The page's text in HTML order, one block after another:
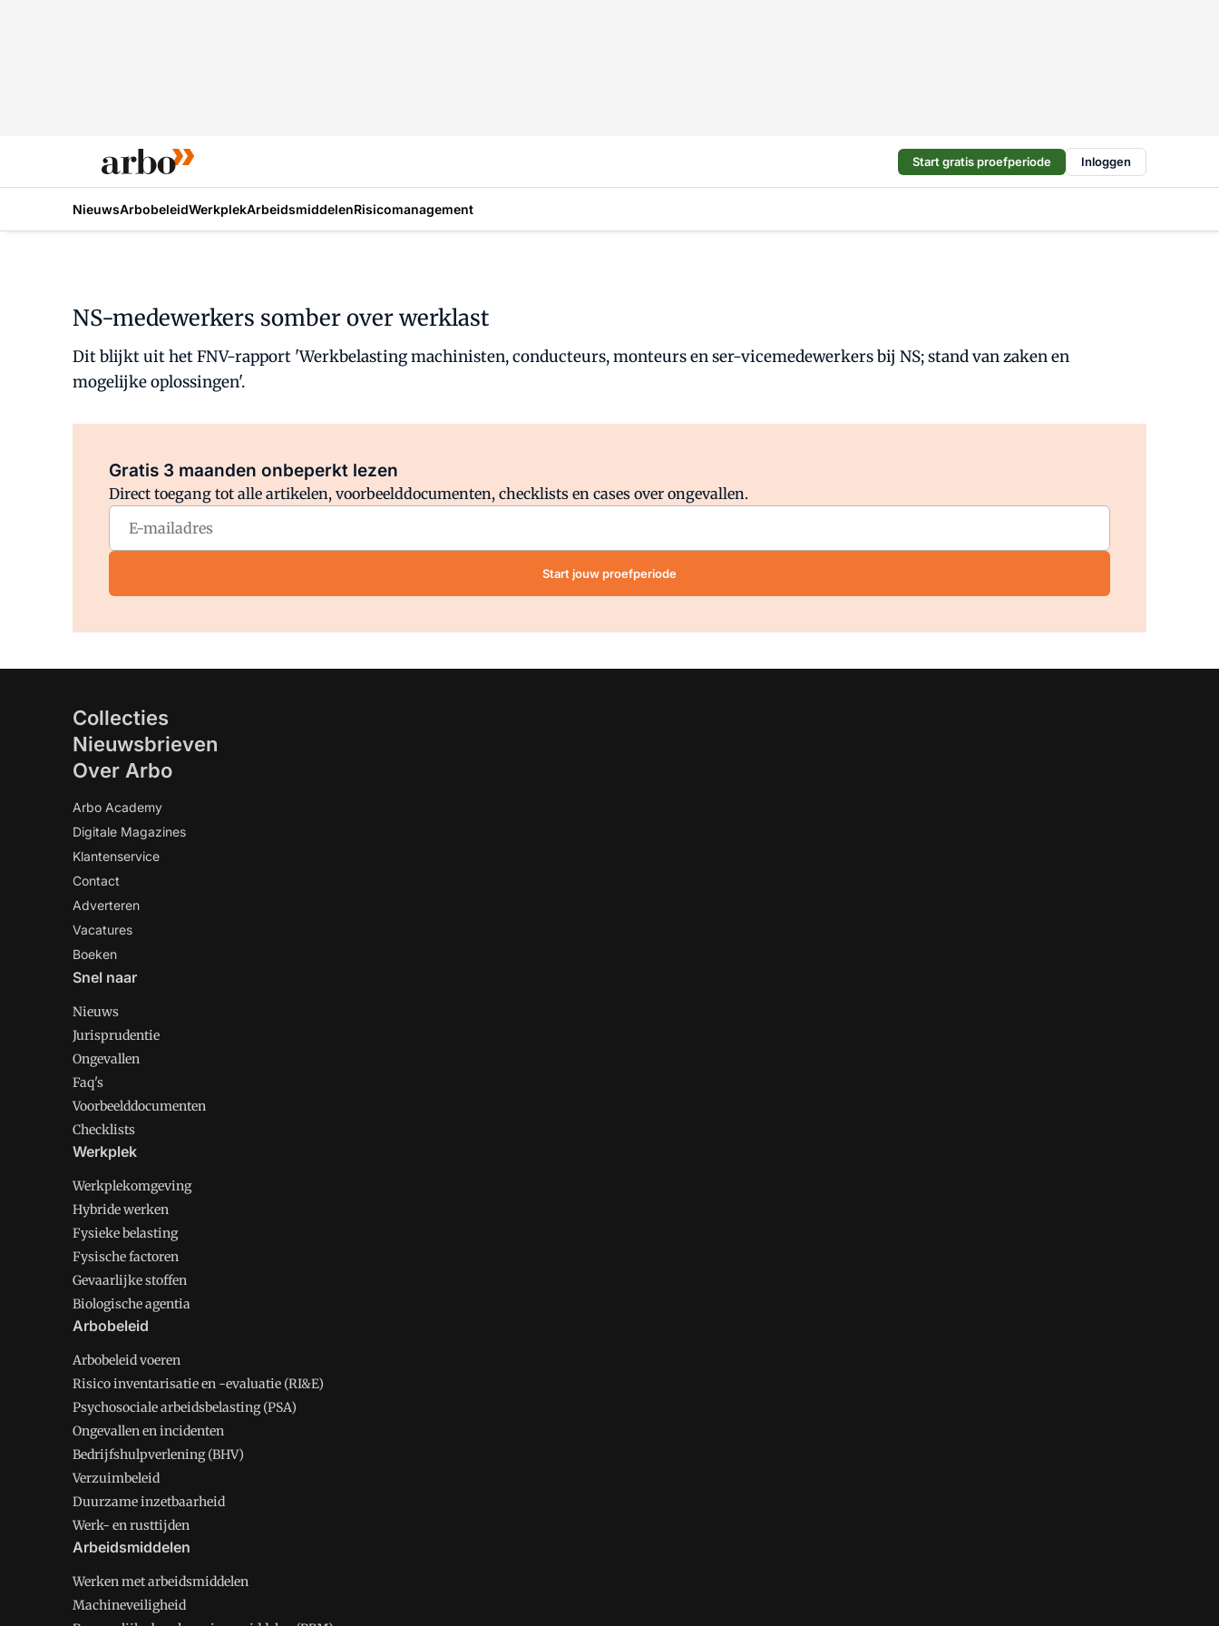
Start gratis proefperiode Inloggen
NieuwsArbobeleidWerkplekArbeidsmiddelenRisicomanagement
NS-medewerkers somber over werklast
Dit blijkt uit het FNV-rapport 'Werkbelasting machinisten, conducteurs, monteurs en ser-vicemedewerkers bij NS; stand van zaken en
mogelijke oplossingen'.
Gratis 3 maanden onbeperkt lezen
Direct toegang tot alle artikelen, voorbeelddocumenten, checklists en cases over ongevallen.
Start jouw proefperiode
Collecties
Nieuwsbrieven
Over Arbo
Arbo Academy
Digitale Magazines
Klantenservice
Contact
Adverteren
Vacatures
Boeken
Snel naar
Nieuws
Jurisprudentie
Ongevallen
Faq's
Voorbeelddocumenten
Checklists
Werkplek
Werkplekomgeving
Hybride werken
Fysieke belasting
Fysische factoren
Gevaarlijke stoffen
Biologische agentia
Arbobeleid
Arbobeleid voeren
Risico inventarisatie en -evaluatie (RI&E)
Psychosociale arbeidsbelasting (PSA)
Ongevallen en incidenten
Bedrijfshulpverlening (BHV)
Verzuimbeleid
Duurzame inzetbaarheid
Werk- en rusttijden
Arbeidsmiddelen
Werken met arbeidsmiddelen
Machineveiligheid